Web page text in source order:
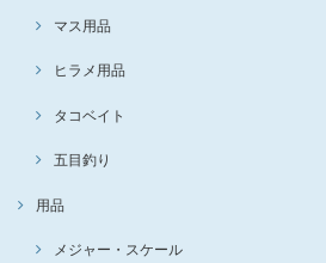
マス用品
ヒラメ用品
タコベイト
五目釣り
用品
メジャー・スケール